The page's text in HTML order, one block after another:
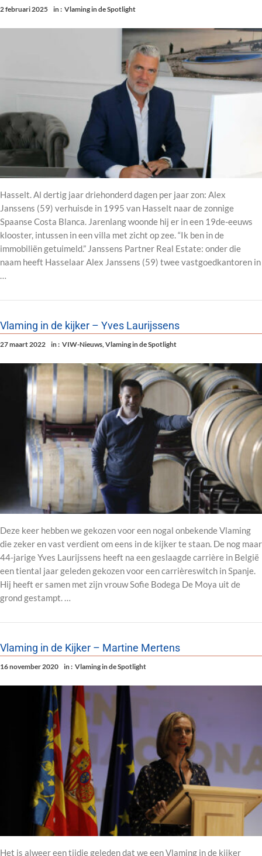
2 februari 2025 in : Vlaming in de Spotlight
Hasselt. Al dertig jaar driehonderd dagen per jaar zon: Alex
Janssens (59) verhuisde in 1995 van Hasselt naar de zonnige
Spaanse Costa Blanca. Jarenlang woonde hij er in een 19de-eeuws
klooster, intussen in een villa met zicht op zee. “Ik ben in de
immobiliën getuimeld.” Janssens Partner Real Estate: onder die
naam heeft Hasselaar Alex Janssens (59) twee vastgoedkantoren in
…
Vlaming in de kijker – Yves Laurijssens
27 maart 2022 in : VIW-Nieuws,Vlaming in de Spotlight
Deze keer hebben we gekozen voor een nogal onbekende Vlaming
die zeker en vast verdient om eens in de kijker te staan. De nog maar
44-jarige Yves Laurijssens heeft na een geslaagde carrière in België
een tiental jaar geleden gekozen voor een carrièreswitch in Spanje.
Hij heeft er samen met zijn vrouw Sofie Bodega De Moya uit de
grond gestampt. …
Vlaming in de Kijker – Martine Mertens
16 november 2020 in : Vlaming in de Spotlight
Het is alweer een tijdje geleden dat we een Vlaming in de kijker